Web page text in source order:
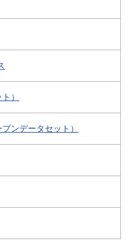
）
ンデータセット）